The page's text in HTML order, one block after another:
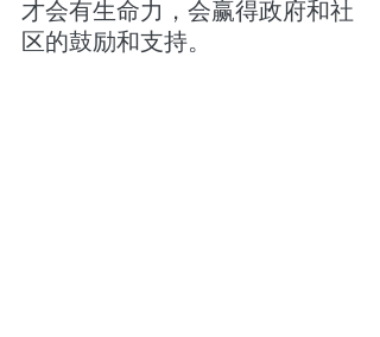
才会有生命力，会赢得政府和社
区的鼓励和支持。